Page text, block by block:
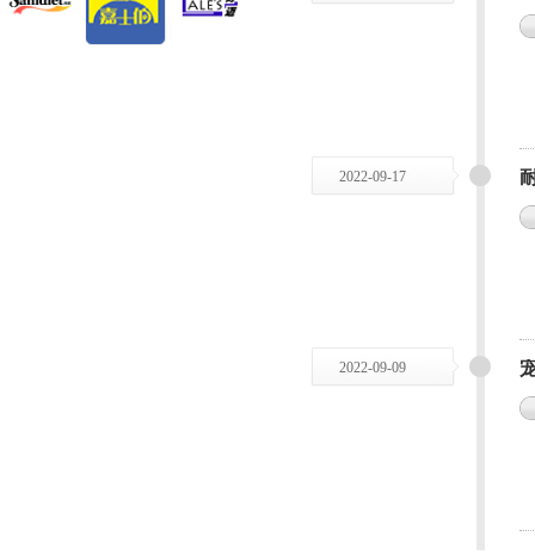
2022-09-17
2022-09-09